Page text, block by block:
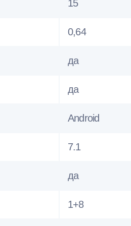
15
0,64
да
да
Android
7.1
да
1+8